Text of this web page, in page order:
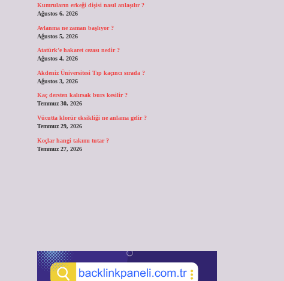
Kumruların erkeği dişisi nasıl anlaşılır ?
Ağustos 6, 2026
Avlanma ne zaman başlıyor ?
Ağustos 5, 2026
Atatürk’e hakaret cezası nedir ?
Ağustos 4, 2026
Akdeniz Üniversitesi Tıp kaçıncı sırada ?
Ağustos 3, 2026
Kaç dersten kalırsak burs kesilir ?
Temmuz 30, 2026
Vücutta klorür eksikliği ne anlama gelir ?
Temmuz 29, 2026
Koçlar hangi takımı tutar ?
Temmuz 27, 2026